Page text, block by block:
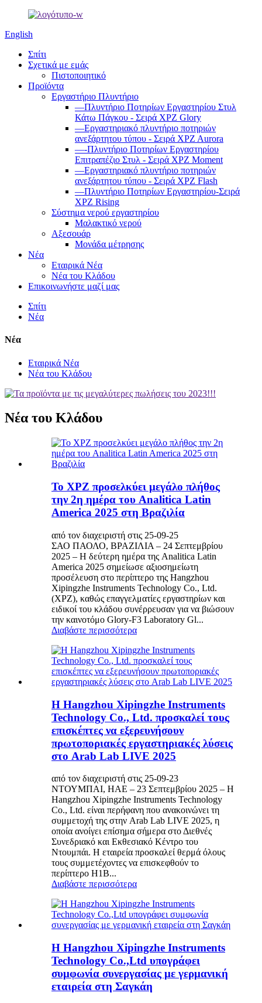
English
Σπίτι
Σχετικά με εμάς
Πιστοποιητικό
Προϊόντα
Εργαστήριο Πλυντήριο
—Πλυντήριο Ποτηρίων Εργαστηρίου Στυλ
Κάτω Πάγκου - Σειρά XPZ Glory
—Εργαστηριακό πλυντήριο ποτηριών
ανεξάρτητου τύπου - Σειρά XPZ Aurora
—-Πλυντήριο Ποτηρίων Εργαστηρίου
Επιτραπέζιο Στυλ - Σειρά XPZ Moment
—Εργαστηριακό πλυντήριο ποτηριών
ανεξάρτητου τύπου - Σειρά XPZ Flash
—Πλυντήριο Ποτηρίων Εργαστηρίου-Σειρά
XPZ Rising
Σύστημα νερού εργαστηρίου
Μαλακτικό νερού
Αξεσουάρ
Μονάδα μέτρησης
Νέα
Εταιρικά Νέα
Νέα του Κλάδου
Επικοινωνήστε μαζί μας
Σπίτι
Νέα
Νέα
Εταιρικά Νέα
Νέα του Κλάδου
Νέα του Κλάδου
Το XPZ προσελκύει μεγάλο πλήθος
την 2η ημέρα του Analitica Latin
America 2025 στη Βραζιλία
από τον διαχειριστή στις 25-09-25
ΣΑΟ ΠΑΟΛΟ, ΒΡΑΖΙΛΙΑ – 24 Σεπτεμβρίου
2025 – Η δεύτερη ημέρα της Analitica Latin
America 2025 σημείωσε αξιοσημείωτη
προσέλευση στο περίπτερο της Hangzhou
Xipingzhe Instruments Technology Co., Ltd.
(XPZ), καθώς επαγγελματίες εργαστηρίων και
ειδικοί του κλάδου συνέρρευσαν για να βιώσουν
την καινοτόμο Glory-F3 Laboratory Gl...
Διαβάστε περισσότερα
Η Hangzhou Xipingzhe Instruments
Technology Co., Ltd. προσκαλεί τους
επισκέπτες να εξερευνήσουν
πρωτοποριακές εργαστηριακές λύσεις
στο Arab Lab LIVE 2025
από τον διαχειριστή στις 25-09-23
ΝΤΟΥΜΠΑΙ, ΗΑΕ – 23 Σεπτεμβρίου 2025 – Η
Hangzhou Xipingzhe Instruments Technology
Co., Ltd. είναι περήφανη που ανακοινώνει τη
συμμετοχή της στην Arab Lab LIVE 2025, η
οποία ανοίγει επίσημα σήμερα στο Διεθνές
Συνεδριακό και Εκθεσιακό Κέντρο του
Ντουμπάι. Η εταιρεία προσκαλεί θερμά όλους
τους συμμετέχοντες να επισκεφθούν το
περίπτερο H1B...
Διαβάστε περισσότερα
Η Hangzhou Xipingzhe Instruments
Technology Co.,Ltd υπογράφει
συμφωνία συνεργασίας με γερμανική
εταιρεία στη Σαγκάη